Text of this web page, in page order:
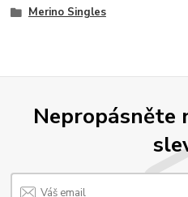
Merino Singles
Nepropásněte